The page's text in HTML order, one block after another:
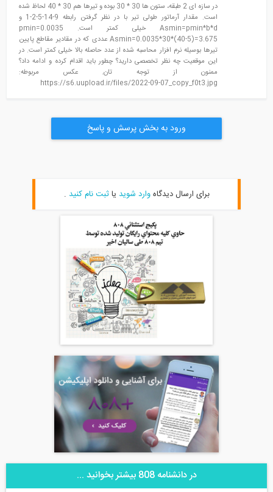
در سازه ای 2 طبقه، ستون ها 30 * 30 بوده و تیرها هم 30 * 40 لحاظ شده
است. مقدار آرماتور طولی تیر با در نظر گرفتن رابطه 9-14-5-2-1 و
Asmin=pmin*b*d خیلی کمتر است. pmin=0.0035
Asmin=0.0035*30*(40-5)=3.675 عددی که در مقادیر مقاطع پایین
تیرها بوسیله نرم افزار محاسبه شده از عدد حاصله بالا خیلی کمتر است. در
این موقعیت چه نظر تخصصی دارید؟ چطور باید اقدام کرده و ادامه داد؟
ممنون از توجه تان. عکس مربوطه:
https://s6.uupload.ir/files/2022-09-07_copy_f0t3.jpg
ورود به بخش پرسش و پاسخ
برای ارسال دیدگاهوارد شویدیاثبت نام کنید.
در دانشنامه 808 بیشتر بخوانید ...